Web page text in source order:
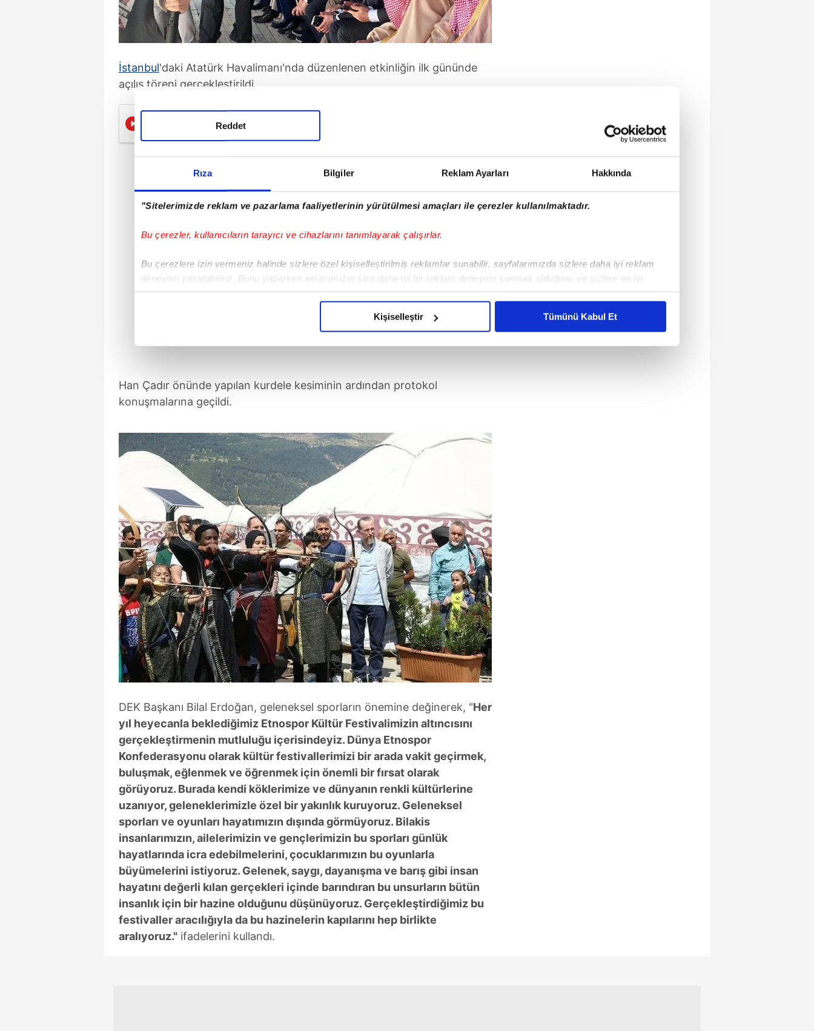
Rıza Bilgiler Reklam Ayarları Hakkında
"Sitelerimizde reklam ve pazarlama faaliyetlerinin yürütülmesi amaçları ile çerezler kullanılmaktadır.
Bu çerezler, kullanıcıların tarayıcı ve cihazlarını tanımlayarak çalışırlar.
Bu çerezlere izin vermeniz halinde sizlere özel kişiselleştirilmiş reklamlar sunabilir, sayfalarımızda sizlere daha iyi reklam
deneyimi yaşatabiliriz. Bunu yaparken amacımızın size daha iyi bir reklam deneyimi sunmak olduğunu ve sizlere en iyi
içerikleri sunabilmek adına elimizden gelen çabayı gösterdiğimizi ve bu noktada, reklamların maliyetlerimizi karşılamak
çerezler vasıtasıyla çeşitli kişisel verileriniz işlenmekte olup gerekli olan çerezler bilgi toplumu hizmetlerinin sunulması
amacıyla kullanılmaktadır. Diğer çerezler, sitemizin daha işlevsel kılınması ve kişiselleştirilmesi ve sizlere yönelik
reklam/pazarlama faaliyetlerinin yapılması, amaçlarıyla sınırlı olarak açık rızanız dahilinde kullanılacaktır.
Çerezlere ilişkin tercihlerinizi aşağıda yer alan panel vasıtasıyla belirleyebilirsiniz. Çerezlere ilişkin detaylı bilgi için Ayarlar
butonuna tıklayabilir,Çerez Bilgilendirme Metnimiziziyaret edebilirsiniz.
6698 sayılı Kişisel Verilerin Korunması Kanunu uyarınca hazırlanmış Aydınlatma Metnimizi okumak ve sitemizde ilgili
mevzuata uygun olarak kullanılan çerezlerle ilgili bilgi almak için lütfen
Reddet
Kişiselleştir Tümünü Kabul Et
İstanbul'daki Atatürk Havalimanı'nda düzenlenen etkinliğin ilk gününde
açılış töreni gerçekleştirildi.
Gazze vurgulu açılış konuşması
Han Çadır önünde yapılan kurdele kesiminin ardından protokol
konuşmalarına geçildi.
DEK Başkanı Bilal Erdoğan, geleneksel sporların önemine değinerek, "Her
yıl heyecanla beklediğimiz Etnospor Kültür Festivalimizin altıncısını
gerçekleştirmenin mutluluğu içerisindeyiz. Dünya Etnospor
Konfederasyonu olarak kültür festivallerimizi bir arada vakit geçirmek,
buluşmak, eğlenmek ve öğrenmek için önemli bir fırsat olarak
görüyoruz. Burada kendi köklerimize ve dünyanın renkli kültürlerine
uzanıyor, geleneklerimizle özel bir yakınlık kuruyoruz. Geleneksel
sporları ve oyunları hayatımızın dışında görmüyoruz. Bilakis
insanlarımızın, ailelerimizin ve gençlerimizin bu sporları günlük
hayatlarında icra edebilmelerini, çocuklarımızın bu oyunlarla
büyümelerini istiyoruz. Gelenek, saygı, dayanışma ve barış gibi insan
hayatını değerli kılan gerçekleri içinde barındıran bu unsurların bütün
insanlık için bir hazine olduğunu düşünüyoruz. Gerçekleştirdiğimiz bu
festivaller aracılığıyla da bu hazinelerin kapılarını hep birlikte
aralıyoruz." ifadelerini kullandı.